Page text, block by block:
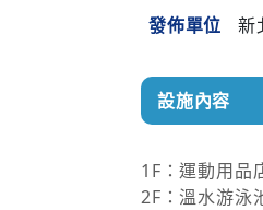
發佈單位
新
設施內容
1F：運動用品
2F：溫水游泳